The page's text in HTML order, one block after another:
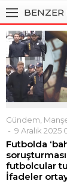
BENZER
Gündem
9 Aralık 2025
Futbolda
futbolcular
İfadeler